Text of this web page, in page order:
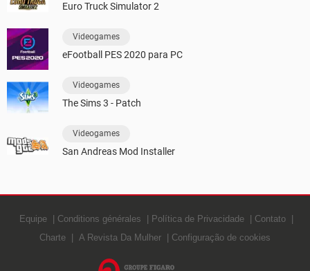
Euro Truck Simulator 2
Videogames
eFootball PES 2020 para PC
Videogames
The Sims 3 - Patch
Videogames
San Andreas Mod Installer
Equipe Conditions générales Política de Privacidade
Contato
Charte
A Revista Da Mulher Configuração de cookies